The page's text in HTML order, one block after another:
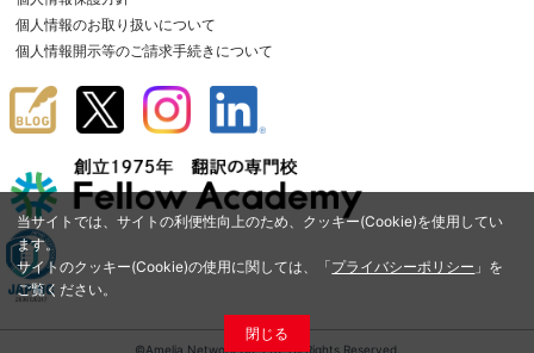
当サイトでは、サイトの利便性向上のため、クッキー(Cookie)を使用してい
ます。
サイトのクッキー(Cookie)の使用に関しては、「プライバシーポリシー 」を
ご覧ください。
閉じる
個人情報のお取り扱いについて
個人情報開示等のご請求手続きについて
©Amelia Network Co.,Ltd. All Rights Reserved.